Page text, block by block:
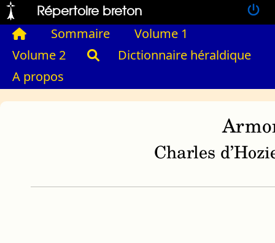
Répertoire breton
Sommaire
Volume 1
Volume 2
Dictionnaire héraldique
A propos
Charles